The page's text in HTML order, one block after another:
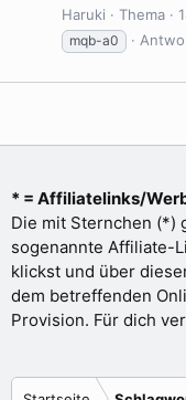
Haruki Thema
mqb-a0
* = Affiliatelinks/
Die mit Sternchen (*)
sogenannte Affiliate-
klickst und über
dem betreffenden
Provision. Für dich